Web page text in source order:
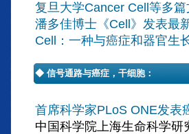
复旦大学Cancer Cell等多
潘多佳博士《Cell》发表最
Cell：一种与癌症和器官生
◆ 信号通路与癌症，干细胞：
首席科学家PLoS ONE发表
中国科学院上海生命科学